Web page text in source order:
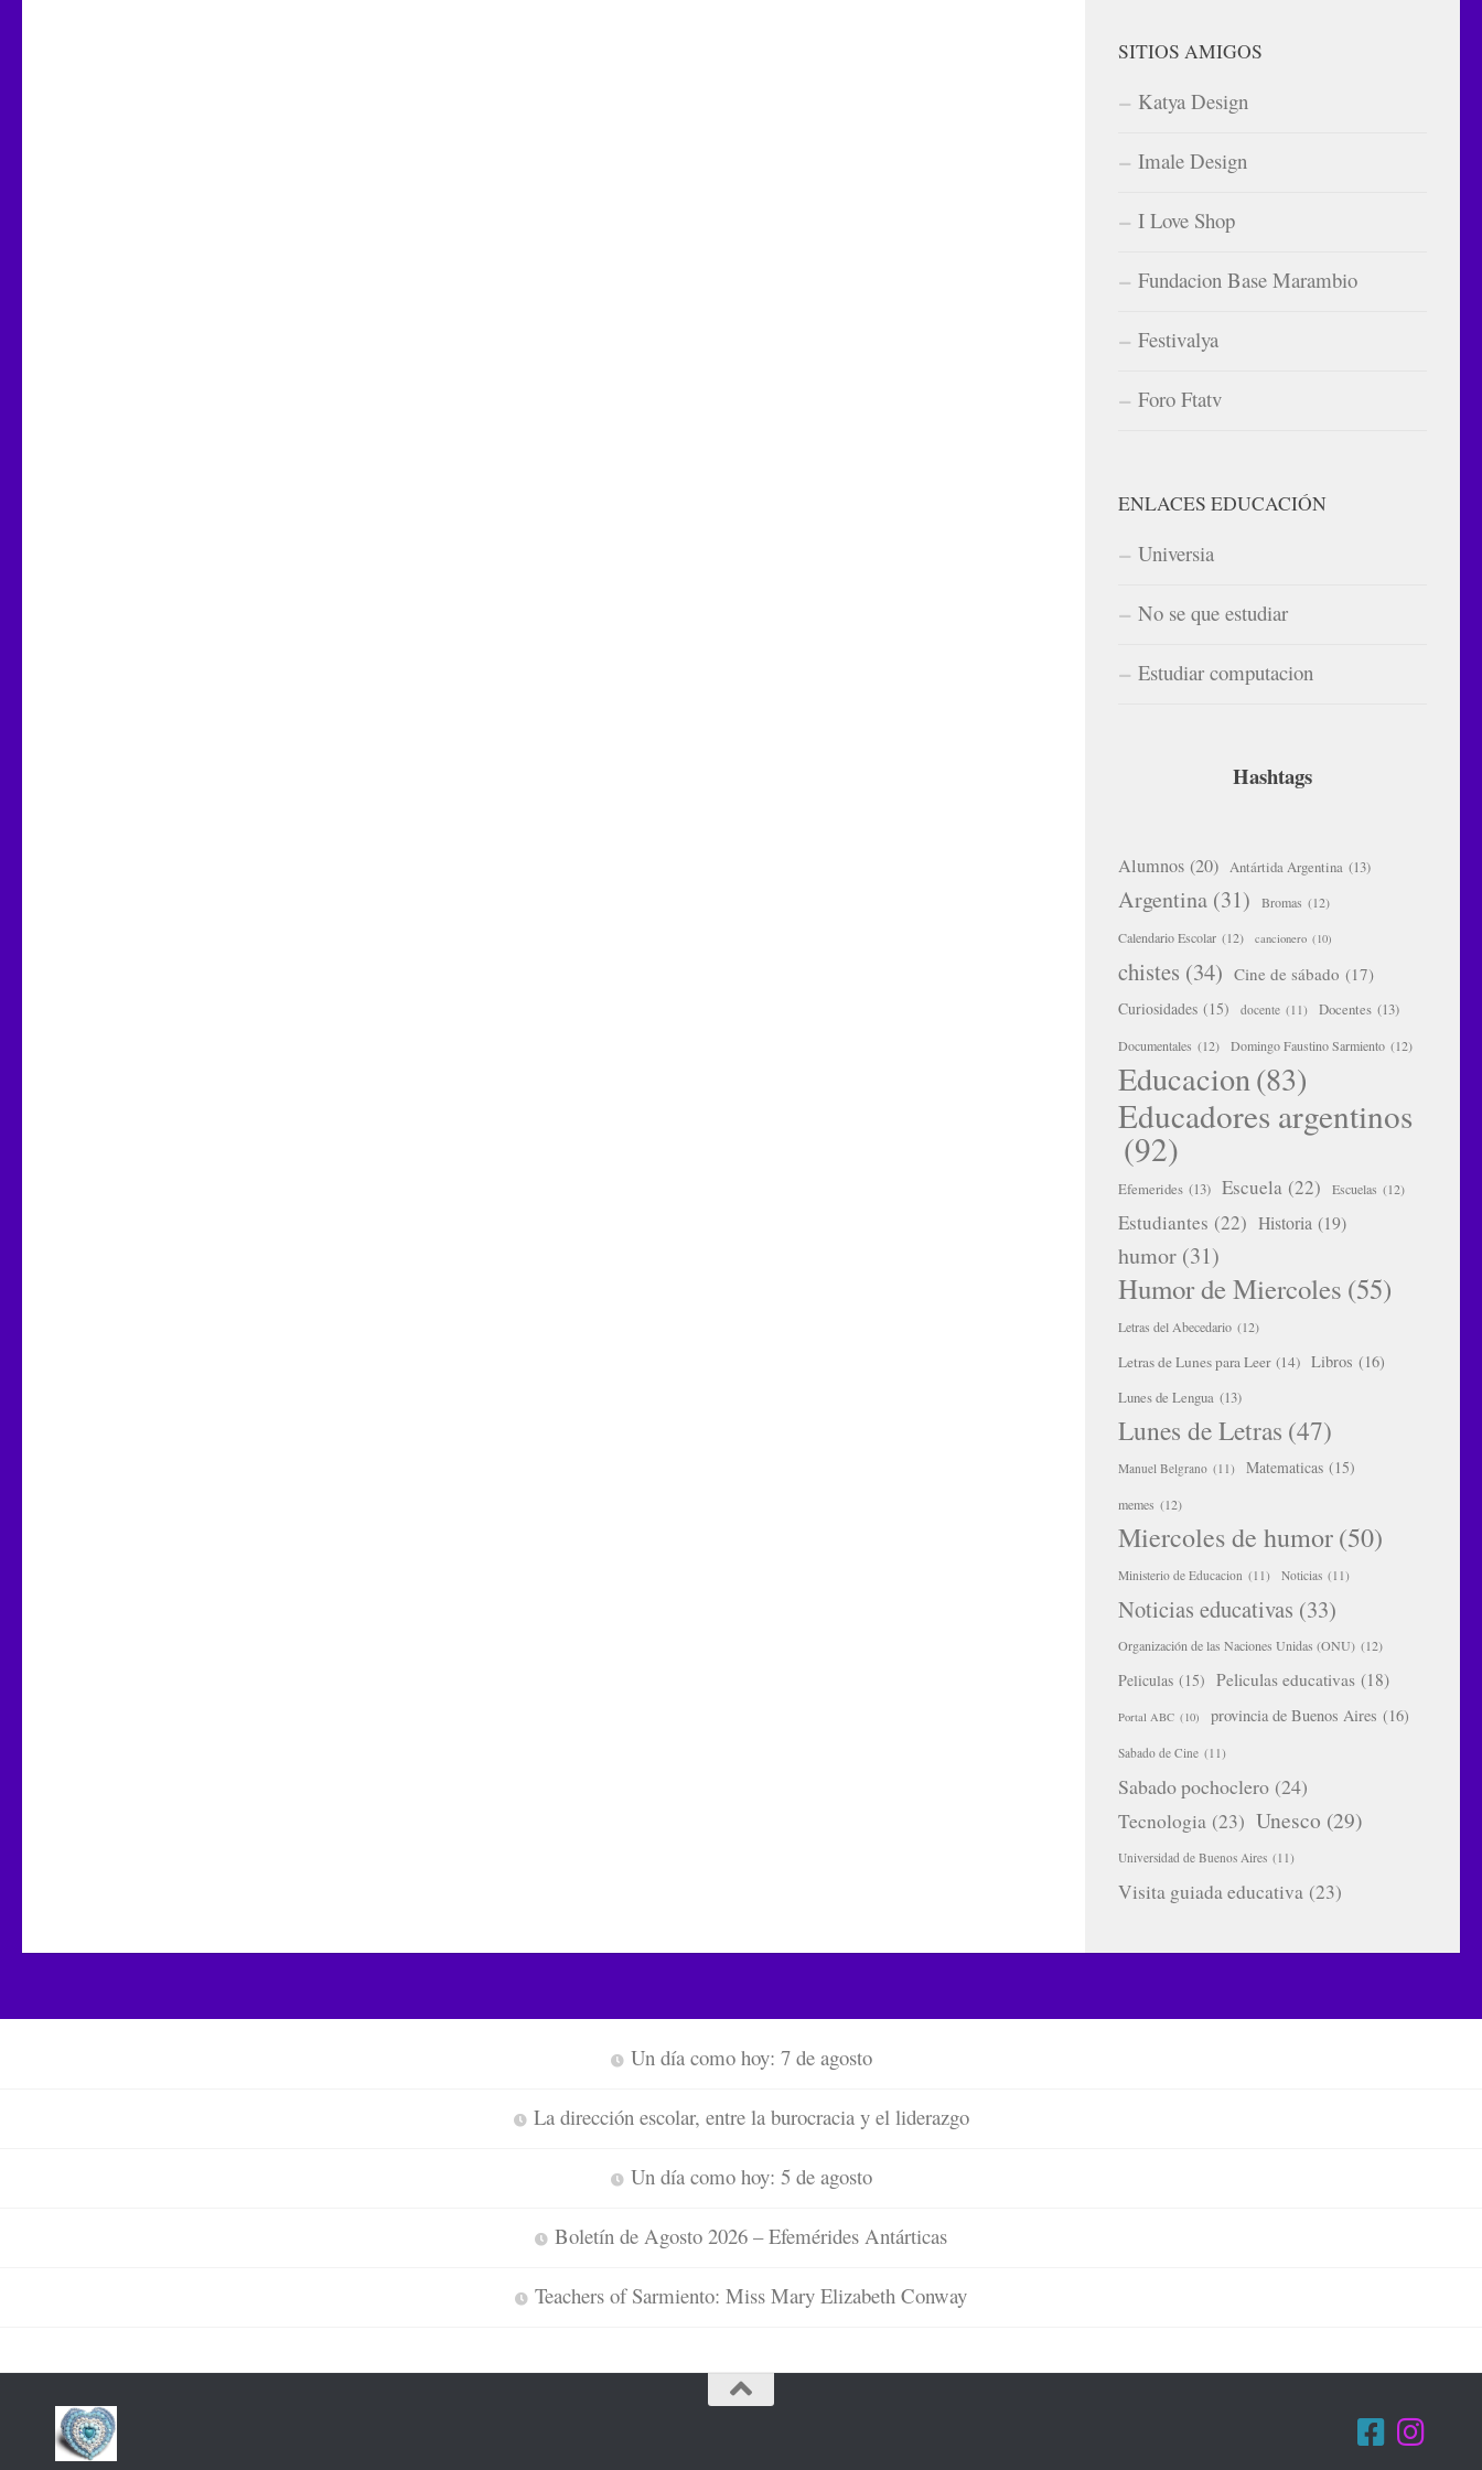
SITIOS AMIGOS
Katya Design
Imale Design
I Love Shop
Fundacion Base Marambio
Festivalya
Foro Ftatv
ENLACES EDUCACIÓN
Universia
No se que estudiar
Estudiar computacion
Hashtags
Alumnos (20) Antártida Argentina (13)
Argentina (31) Bromas (12)
Calendario Escolar (12) cancionero (10)
chistes (34) Cine de sábado (17)
Curiosidades (15) docente (11) Docentes (13)
Documentales (12) Domingo Faustino Sarmiento (12)
Educacion(83)
Educadores argentinos
(92)
Efemerides (13) Escuela (22) Escuelas (12)
Estudiantes (22) Historia (19)
humor (31)
Humor de Miercoles (55)
Letras del Abecedario (12)
Letras de Lunes para Leer (14) Libros (16)
Lunes de Lengua (13)
Lunes de Letras (47)
Manuel Belgrano (11) Matematicas (15)
memes (12)
Miercoles de humor(50)
Ministerio de Educacion (11) Noticias (11)
Noticias educativas (33)
Organización de las Naciones Unidas (ONU) (12)
Peliculas (15) Peliculas educativas (18)
Portal ABC (10) provincia de Buenos Aires (16)
Sabado de Cine (11)
Sabado pochoclero (24)
Tecnologia (23) Unesco (29)
Universidad de Buenos Aires (11)
Visita guiada educativa (23)
Un día como hoy: 7 de agosto
La dirección escolar, entre la burocracia y el liderazgo
Un día como hoy: 5 de agosto
Boletín de Agosto 2026 – Efemérides Antárticas
Teachers of Sarmiento: Miss Mary Elizabeth Conway